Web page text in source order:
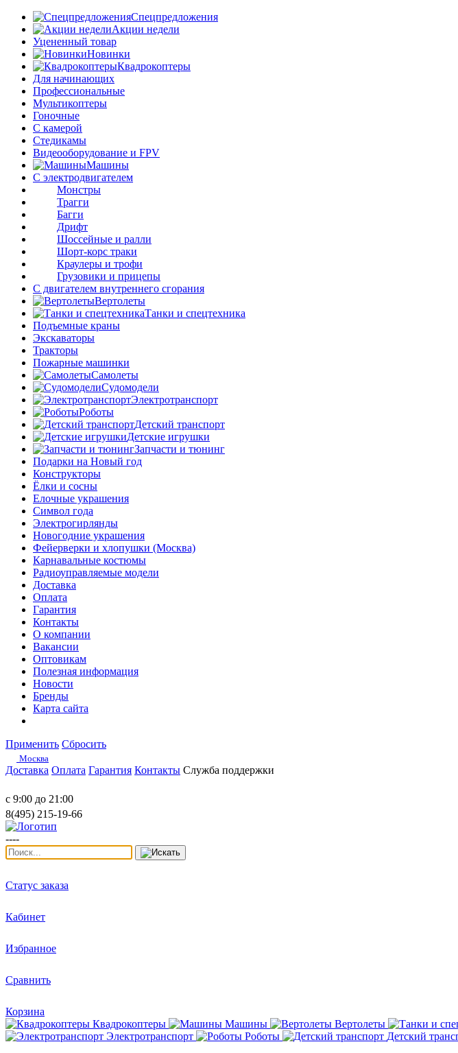
Спецпредложения
Акции недели
Уцененный товар
Новинки
Квадрокоптеры
Для начинающих
Профессиональные
Мультикоптеры
Гоночные
C камерой
Стедикамы
Видеооборудование и FPV
Машины
С электродвигателем
Монстры
Трагги
Багги
Дрифт
Шоссейные и ралли
Шорт-корс траки
Краулеры и трофи
Грузовики и прицепы
С двигателем внутреннего сгорания
Вертолеты
Танки и спецтехника
Подъемные краны
Экскаваторы
Тракторы
Пожарные машинки
Самолеты
Судомодели
Электротранспорт
Роботы
Детский транспорт
Детские игрушки
Запчасти и тюнинг
Подарки на Новый год
Конструкторы
Ёлки и сосны
Елочные украшения
Символ года
Электрогирлянды
Новогодние украшения
Фейерверки и хлопушки (Москва)
Карнавальные костюмы
Радиоуправляемые модели
Доставка
Оплата
Гарантия
Контакты
О компании
Вакансии
Оптовикам
Полезная информация
Новости
Бренды
Карта сайта
Применить Сбросить
Москва
Доставка Оплата Гарантия Контакты Служба поддержки
с 9:00 до 21:00
8(495) 215-19-66
----
Статус заказа
Кабинет
Избранное
Сравнить
Корзина
Квадрокоптеры
Машины Вертолеты
Электротранспорт
Роботы Детский